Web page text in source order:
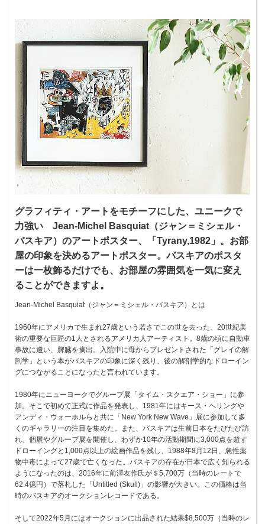
グラフィティ・アートをモチーフにした、ユニークで
力強い Jean-Michel Basquiat（ジャン＝ミシェル・
バスキア）のアートポスター、「Tyrany,1982」。お部
屋の印象を決めるアートポスター。バスキアのポスタ
ーは一枚飾るだけでも、お部屋の雰囲気を一気に変え
ることができますよ。
Jean-Michel Basquiat（ジャン＝ミシェル・バスキア）とは
1960年にアメリカで生まれ27歳という若さでこの世を去った、20世紀美
術の重要な巨匠の1人とされるアメリカ人アーティスト。8歳の頃に自動車
事故に遭い、脾臓を摘出。入院中に母からプレゼントされた「グレイの解
剖学」という本がバスキアの印象に深く残り、後の解剖学的なドローイン
グにつながることになったと言われています。
1980年にニューヨークでグループ展「タイム・スクエア・ショー」に参
加。そこで初めて正式に作品を発表し、1981年にはキース・ヘリングや
アンディ・ウォーホルらと共に「New York New Wave」展に参加して多
くのギャラリーの注目を集めた。また、バスキアは生前日本をたびたび訪
れ、個展やグループ展を開催し、わずか10年の活動期間に3,000点を超す
ドローイングと1,000点以上の絵画作品を残し、1988年8月12日、急性薬
物中毒によって27歳で亡くなった。バスキアの存在が日本で広く知られる
ようになったのは、2016年に前澤友作氏が＄5,700万（当時のレートで
62.4億円）で落札した「Untitled (Skull)」の影響が大きい。この価格は当
時のバスキアのオークションレコードである。
そして2022年5月にはオークションに出品された結果$8,500万（当時のレ